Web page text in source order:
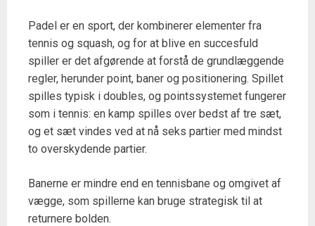
Padel er en sport, der kombinerer elementer fra
tennis og squash, og for at blive en succesfuld
spiller er det afgørende at forstå de grundlæggende
regler, herunder point, baner og positionering. Spillet
spilles typisk i doubles, og pointssystemet fungerer
som i tennis: en kamp spilles over bedst af tre sæt,
og et sæt vindes ved at nå seks partier med mindst
to overskydende partier.
Banerne er mindre end en tennisbane og omgivet af
vægge, som spillerne kan bruge strategisk til at
returnere bolden.